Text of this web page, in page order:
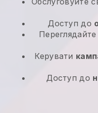
Доступ до
Керувати
Доступ до